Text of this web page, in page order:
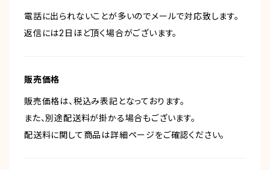
電話に出られないことが多いのでメールで対応致します。
返信には2日ほど頂く場合がございます。
販売価格
販売価格は、税込み表記となっております。
また、別途配送料が掛かる場合もございます。
配送料に関して商品は詳細ページをご確認ください。